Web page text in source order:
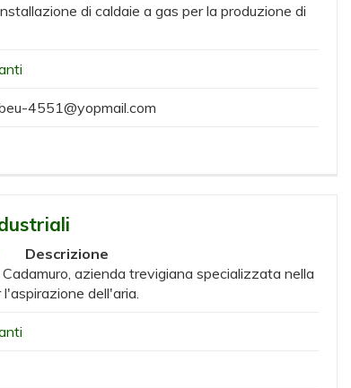
di caldaie a gas per la produzione di
4551@yopmail.com
Descrizione
Cadamuro, azienda trevigiana specializzata nella
dell'aria.